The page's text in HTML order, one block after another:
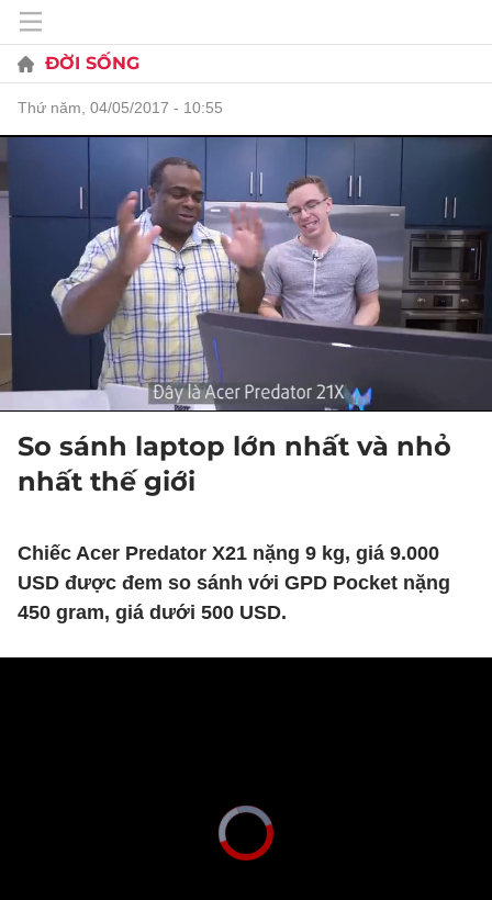
ĐỜI SỐNG
thứ năm, 04/05/2017 - 10:55
So sánh laptop lớn nhất và nhỏ
nhất thế giới
Chiếc Acer Predator X21 nặng 9 kg, giá 9.000
USD được đem so sánh với GPD Pocket nặng
450 gram, giá dưới 500 USD.